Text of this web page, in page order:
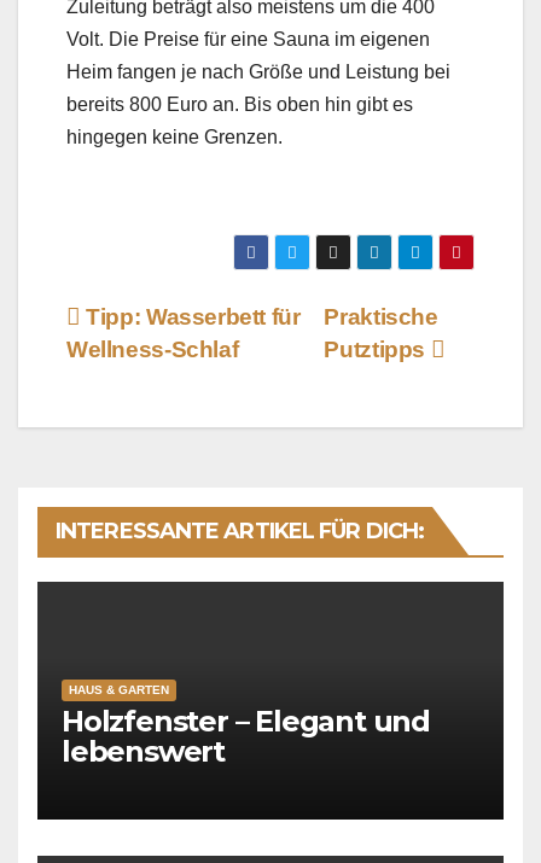
Zuleitung beträgt also meistens um die 400
Volt. Die Preise für eine Sauna im eigenen
Heim fangen je nach Größe und Leistung bei
bereits 800 Euro an. Bis oben hin gibt es
hingegen keine Grenzen.
Beitragsnavigation
Praktische
Putztipps
Tipp: Wasserbett für
Wellness-Schlaf
INTERESSANTE ARTIKEL FÜR DICH:
HAUS & GARTEN
Holzfenster – Elegant und
lebenswert